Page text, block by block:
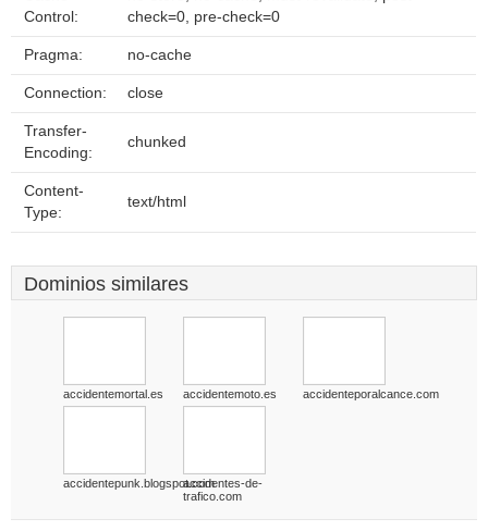
Control:
check=0, pre-check=0
Pragma: no-cache
Connection: close
Transfer-
Encoding:
chunked
Content-
Type:
text/html
Dominios similares
accidentemortal.es accidentemoto.es accidenteporalcance.com
accidentepunk.blogspot.comaccidentes-de-
trafico.com